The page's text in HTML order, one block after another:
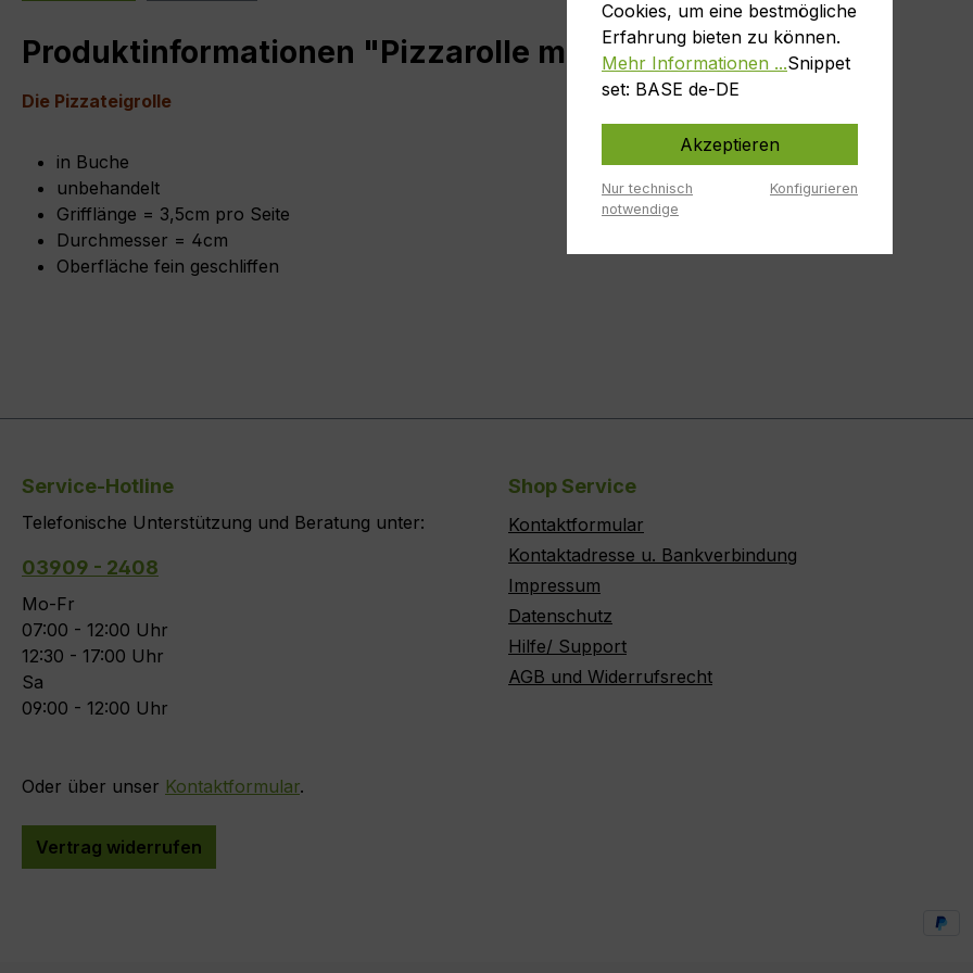
Produktinformationen "Pizzarolle mit Griff"
Die Pizzateigrolle
in Buche
unbehandelt
Grifflänge = 3,5cm pro Seite
Durchmesser = 4cm
Oberfläche fein geschliffen
Service-Hotline
Telefonische Unterstützung und Beratung unter:
03909 - 2408
Mo-Fr
07:00 - 12:00 Uhr
12:30 - 17:00 Uhr
Sa
09:00 - 12:00 Uhr
Oder über unser Kontaktformular.
Vertrag widerrufen
Shop Service
Kontaktformular
Kontaktadresse u. Bankverbindung
Impressum
Datenschutz
Hilfe/ Support
AGB und Widerrufsrecht
Cookies, um eine bestmögliche
Erfahrung bieten zu können.
Mehr Informationen ...Snippet
set: BASE de-DE
Akzeptieren
Nur technisch
notwendige
Konfigurieren